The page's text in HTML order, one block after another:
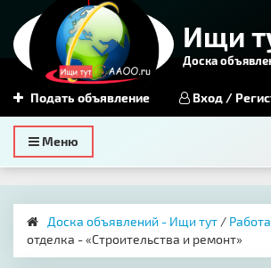
Ищи
Доска
Подать объявление Вход /
Toggle
navigation
Меню
Доска объявлений - Ищи тут / Работа
отделка - «Строительства и ремонт»